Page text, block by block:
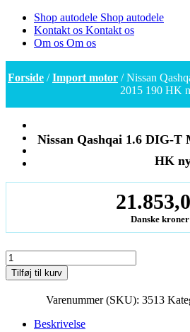
Shop autodele Shop autodele
Kontakt os Kontakt os
Om os Om os
Forside /Import motor / Nissan
2015 190 HK
Nissan Qashqai 1.6 DIG-T
HK
Danske kroner
Nissan
Qashqai
1.6
Tilføj til kurv
Varenummer (SKU): 3513
Beskrivelse